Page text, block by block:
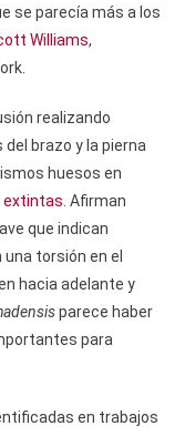
se parecía más a los
Williams,
realizando
brazo y la pierna
huesos en
extintas . Afirman
que indican
torsión en el
hacia adelante y
parece haber
para
en trabajos